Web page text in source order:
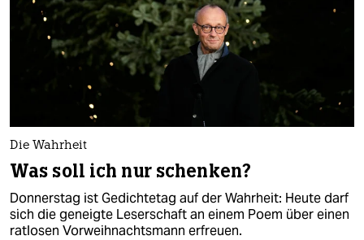
Die Wahrheit
Was soll ich nur schenken?
Donnerstag ist Gedichtetag auf der Wahrheit: Heute darf
sich die geneigte Leserschaft an einem Poem über einen
ratlosen Vorweihnachtsmann erfreuen.